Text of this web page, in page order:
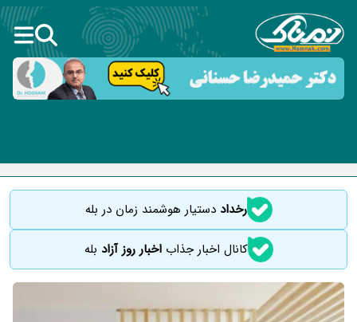
رخداددستیار هوشمند زمان در بله
کانال اخبار جذاباخبار روز آزاد بله